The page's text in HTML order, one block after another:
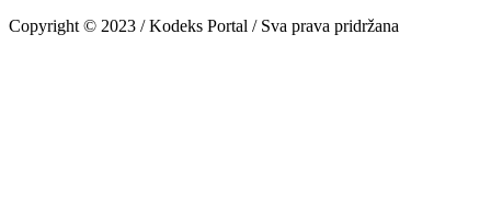
Copyright © 2023 / Kodeks Portal / Sva prava pridržana